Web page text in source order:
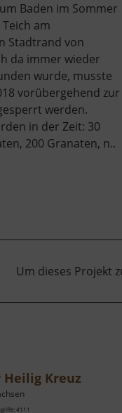
Baden im Sommer
am
Stadtrand von
da immer wieder
wurde, musste
vorübergehend zur
werden.
in der Zeit: 30
200 Granaten, n..
Um dieses Projekt
Heilig Kreuz
4111